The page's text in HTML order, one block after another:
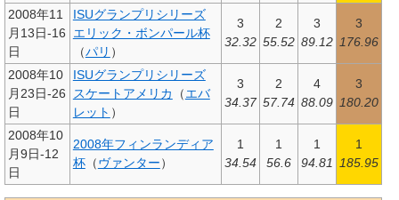
2008年11
月13日-16
日
ISUグランプリシリーズ
エリック・ボンパール杯
（パリ ）
3
32.32
2
55.52
3
89.12
3
176.96
2008年10
月23日-26
日
ISUグランプリシリーズ
スケートアメリカ
（エバ
レット ）
3
34.37
2
57.74
4
88.09
3
180.20
2008年10
月9日-12
日
2008年フィンランディア
杯（ヴァンター）
1
34.54
1
56.6
1
94.81
1
185.95